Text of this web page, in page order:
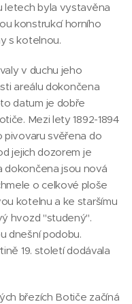
letech byla vystavěna
konstrukcí horního
s kotelnou.
v duchu jeho
areálu dokončena
datum je dobře
Mezi lety 1892-1894
pivovaru svěřena do
jejich dozorem je
dokončena jsou nová
o celkové ploše
kotelnu a ke staršímu
hvozd "studený".
dnešní podobu.
19. století dodávala
březích Botiče začíná